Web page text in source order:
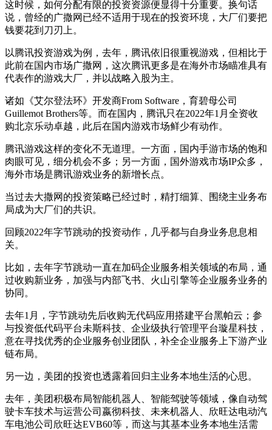
这时候，如何分配有限的投资资源便显得十分重要。换句话
说，曾经的广撒网已经不适用于现在的投资环境，大厂们要把
钱要花到刀刃上。
以腾讯投资游戏为例，去年，腾讯依旧很重视游戏，但相比于
此前在国内市场广撒网，这次腾讯更多是在海外市场瞄准具有
代表作的游戏大厂，并以战略入股为主。
诸如《艾尔登法环》开发商From Software，育碧母公司
Guillemot Brothers等。而在国内，腾讯只在2022年1月全资收
购北京乐动卓越，此后在国内游戏市场鲜少有动作。
腾讯游戏这样的变化不无道理。一方面，国内手游市场的饱和
肉眼可见，细分机会不多；另一方面，国外游戏市场IP众多，
海外市场是腾讯游戏业务的新增长点。
当过去大撒网的投资策略已经过时，精打细算、围绕主业务布
局成为大厂们的共识。
回顾2022年字节跳动的投资动作，几乎都与自身业务息息相
关。
比如，去年字节跳动一直在加码企业服务相关领域的布局，通
过收购新业务，加强与内部飞书、火山引擎等企业服务业务的
协同。
去年1月，字节跳动先后收购无代码应用搭建平台黑帕云；参
与投资低代码平台未斯科技、企业级执行管理平台璇星科技，
意在寻找优秀的企业服务创业团队，补全企业服务上下游产业
链布局。
另一边，美团的投资也透露着回归主业务本地生活的心思。
去年，美团积极布局智能机器人、智能驾驶等领域，像自动驾
驶卡车技术与运营公司嬴彻科技、未来机器人、欣旺达电动汽
车电池公司欣旺达EVB60等，而这与其基本业务本地生活需